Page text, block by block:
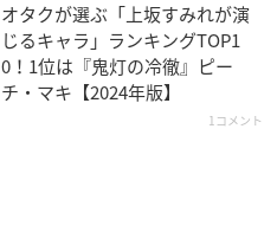
オタクが選ぶ「上坂すみれが演
じるキャラ」ランキングTOP1
0！1位は『鬼灯の冷徹』ピー
チ・マキ【2024年版】
1コメント